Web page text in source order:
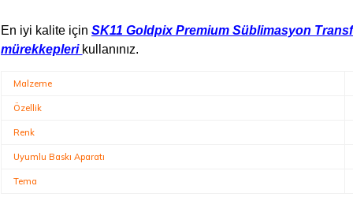
En iyi kalite için SK11 Goldpix Premium Süblimasyon
mürekkepleri kullanınız.
Malzeme
Özellik
Renk
Uyumlu Baskı Aparatı
Tema